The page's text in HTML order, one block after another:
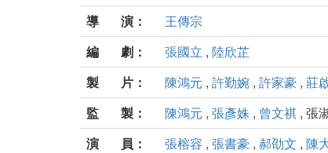
導 演：
王傳宗
編 劇：
張國立 , 陸欣芷
製 片：
陳鴻元 , 許勤婉 , 許家豪 , 莊
監 製：
陳鴻元 , 張彥姝 , 曾文祺 , 張
演 員：
張榕容 , 張書豪 , 郝劭文 , 陳